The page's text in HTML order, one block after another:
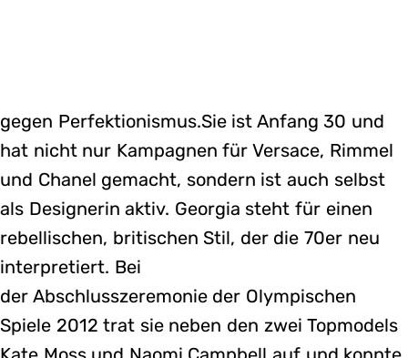
gegen Perfektionismus.Sie ist Anfang 30 und
hat nicht nur Kampagnen für Versace, Rimmel
und Chanel gemacht, sondern ist auch selbst
als Designerin aktiv. Georgia steht für einen
rebellischen, britischen Stil, der die 70er neu
interpretiert. Bei
der Abschlusszeremonie der Olympischen
Spiele 2012 trat sie neben den zwei Topmodels